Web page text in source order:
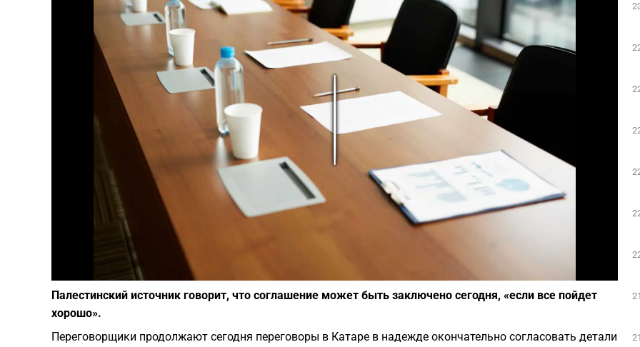
Палестинский источник говорит, что соглашение может быть заключено сегодня, «если все пойдет
хорошо».
Переговорщики продолжают сегодня переговоры в Катаре в надежде окончательно согласовать детали